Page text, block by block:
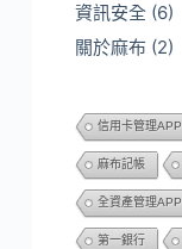
資訊安全(6)
關於麻布 (2)
信用卡管理APP
麻布記帳
全資產管理APP
第一銀行